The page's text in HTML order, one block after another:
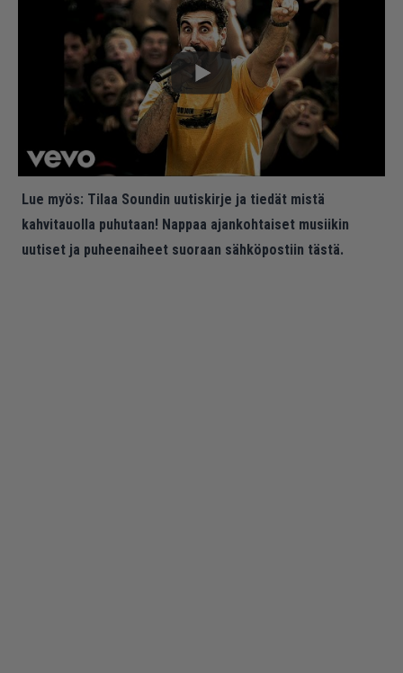
Lue myös: Tilaa Soundin uutiskirje ja tiedät mistä
kahvitauolla puhutaan! Nappaa ajankohtaiset musiikin
uutiset ja puheenaiheet suoraan sähköpostiin tästä.